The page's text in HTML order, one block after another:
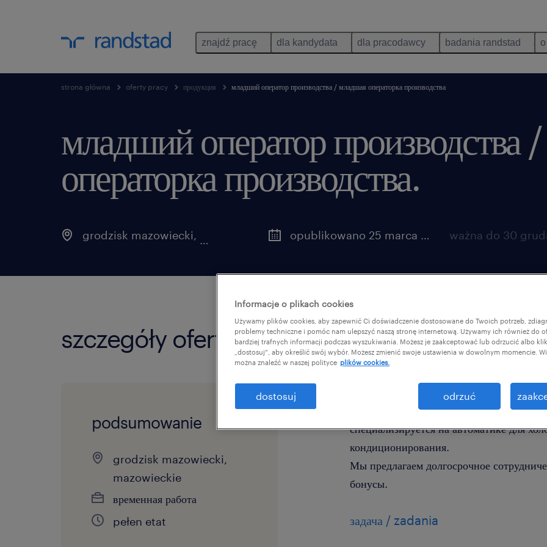
znajdź pracę dla kandydata dla pracodawcy badania randstad
strona główna oferty pracy продукция младший оператор производства / младшая операторка производства
младший оператор производства
операторка производства.
grodzisk mazowiecki, opublikowano 25 marca 2026
szczegóły oferty
podsumowanie
grodzisk mazowiecki,
mazowieckie
временная работа
pełen etat
Ищете стабильную работу в городе
Приглашаем Вас присоединиться к
специализируется на автоматике для
кондиционирования.
Мы предлагаем долгосрочное
бонусы.
задача / zadania
Informacje o plikach cookies
Używamy plików cookies, aby zapewnić Ci doświadczenie dostosowane do Twoich potrzeb,
problemy techniczne i pomóc nam ulepszyć naszą stronę internetową. Używamy ich również do
bardziej trafnych informacji podczas wyszukiwania. Możesz je zaakceptować lub odrzucić albo
„dostosuj”, aby określić swój wybór. Możesz zmienić swoje ustawienia w dowolnym momencie.
można znaleźć w naszej polityce plików cookies.
dostosuj odrzuć